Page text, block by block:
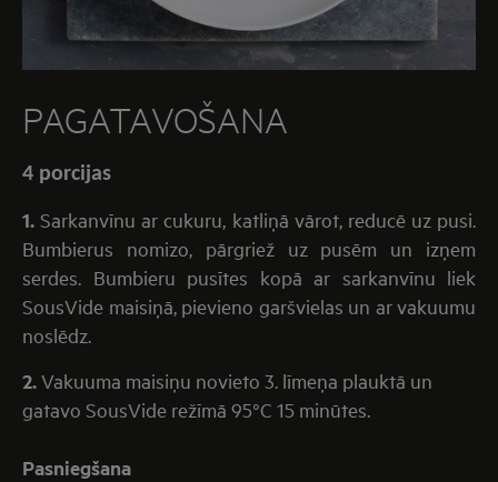
PAGATAVOŠANA
4 porcijas
1. Sarkanvīnu ar cukuru, katliņā vārot, reducē uz pusi.
Bumbierus nomizo, pārgriež uz pusēm un izņem
serdes. Bumbieru pusītes kopā ar sarkanvīnu liek
SousVide maisiņā, pievieno garšvielas un ar vakuumu
noslēdz.
2.Vakuuma maisiņu novieto 3. līmeņa plauktā un
gatavo SousVide režīmā 95°C 15 minūtes.
Pasniegšana